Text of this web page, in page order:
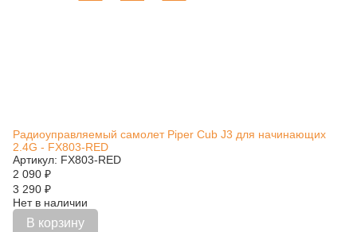
Радиоуправляемый самолет Piper Cub J3 для начинающих
2.4G - FX803-RED
Артикул: FX803-RED
2 090 ₽
3 290 ₽
Нет в наличии
В корзину